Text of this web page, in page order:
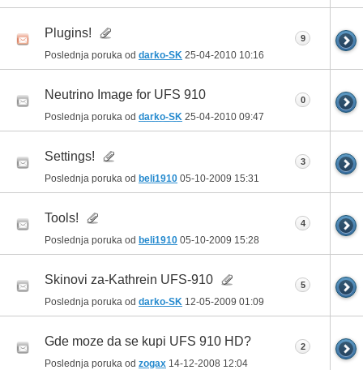
Plugins!
Poslednja poruka od darko-SK 25-04-2010 10:16
9
Neutrino Image for UFS 910
Poslednja poruka od darko-SK 25-04-2010 09:47
0
Settings!
Poslednja poruka od beli1910 05-10-2009 15:31
3
Tools!
Poslednja poruka od beli1910 05-10-2009 15:28
4
Skinovi za-Kathrein UFS-910
Poslednja poruka od darko-SK 12-05-2009 01:09
5
Gde moze da se kupi UFS 910 HD?
Poslednja poruka od zogax 14-12-2008 12:04
2